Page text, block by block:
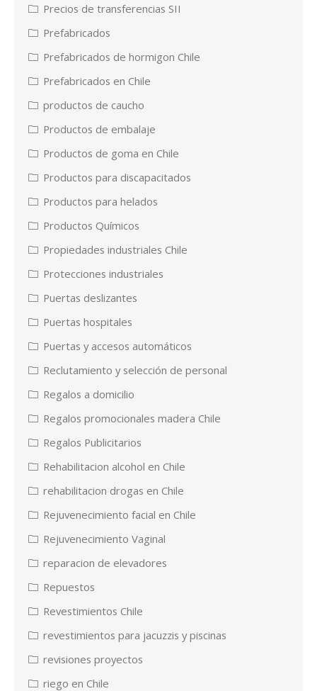
Precios de transferencias SII
Prefabricados
Prefabricados de hormigon Chile
Prefabricados en Chile
productos de caucho
Productos de embalaje
Productos de goma en Chile
Productos para discapacitados
Productos para helados
Productos Químicos
Propiedades industriales Chile
Protecciones industriales
Puertas deslizantes
Puertas hospitales
Puertas y accesos automáticos
Reclutamiento y selección de personal
Regalos a domicilio
Regalos promocionales madera Chile
Regalos Publicitarios
Rehabilitacion alcohol en Chile
rehabilitacion drogas en Chile
Rejuvenecimiento facial en Chile
Rejuvenecimiento Vaginal
reparacion de elevadores
Repuestos
Revestimientos Chile
revestimientos para jacuzzis y piscinas
revisiones proyectos
riego en Chile